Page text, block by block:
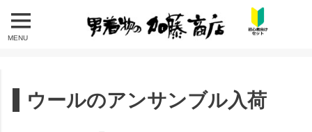
MENU
ウールのアンサンブル入荷